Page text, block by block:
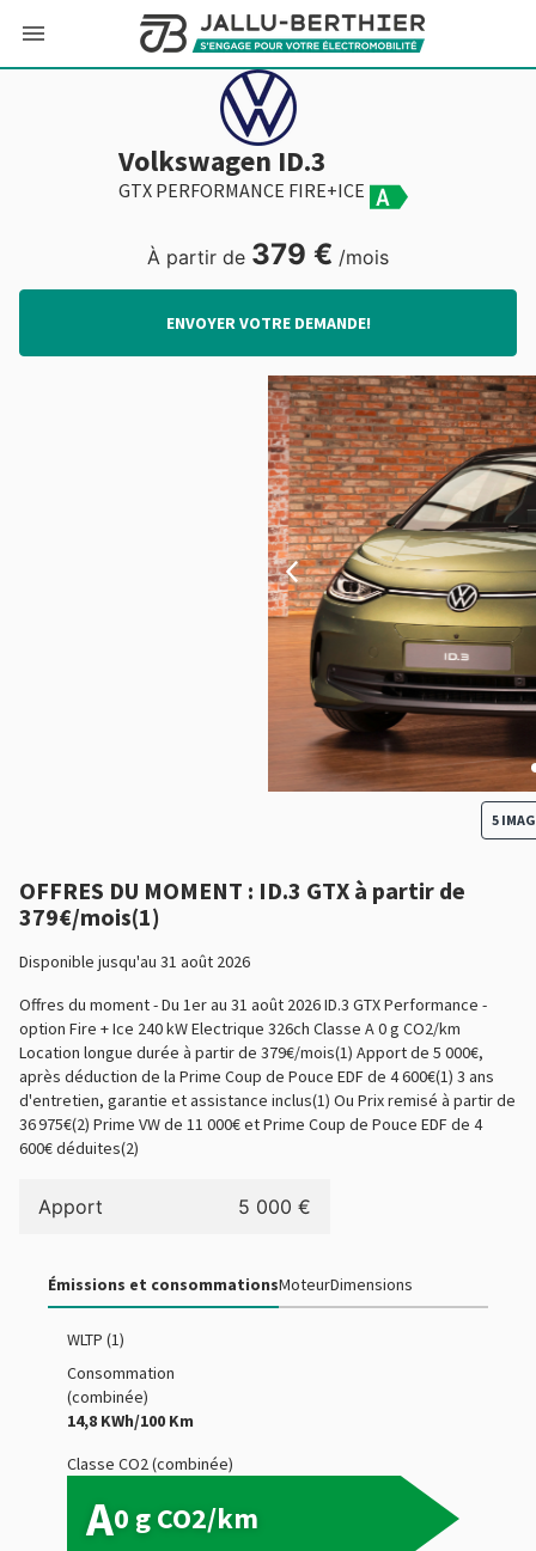
Volkswagen ID.3
GTX PERFORMANCE FIRE+ICE
À partir de 379 € /mois
ENVOYER VOTRE DEMANDE!
5
OFFRES DU MOMENT : ID.3 GTX à partir de
379€/mois(1)
Disponible jusqu'au 31 août 2026
Offres du moment - Du 1er au 31 août 2026 ID.3 GTX Performance -
option Fire + Ice 240 kW Electrique 326ch Classe A 0 g CO2/km
Location longue durée à partir de 379€/mois(1) Apport de 5 000€,
après déduction de la Prime Coup de Pouce EDF de 4 600€(1) 3 ans
d'entretien, garantie et assistance inclus(1) Ou Prix remisé à partir de
36 975€(2) Prime VW de 11 000€ et Prime Coup de Pouce EDF de 4
600€ déduites(2)
Apport 5 000 €
Émissions et consommationsMoteurDimensions
WLTP (1)
Consommation
(combinée)
14,8 KWh/100 Km
Classe CO2 (combinée)
A0 g CO2/km